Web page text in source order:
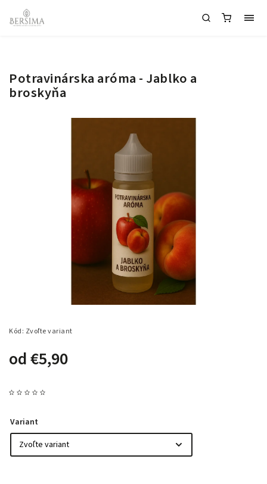
Potravinárska aróma - Jablko a
broskyňa
Kód: Zvoľte variant
od€5,90
Variant